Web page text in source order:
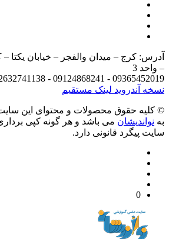
3
09365452019 - 09124868241 -
آندرویدلینک مستقیم
حقوق محصولات و محتوای اين سایت
می باشد و هر گونه کپی برداری از
پیگرد قانونی دارد.